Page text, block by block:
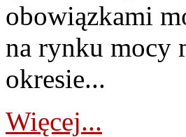
obowiązkami
na rynku mocy
okresie...
Więcej...